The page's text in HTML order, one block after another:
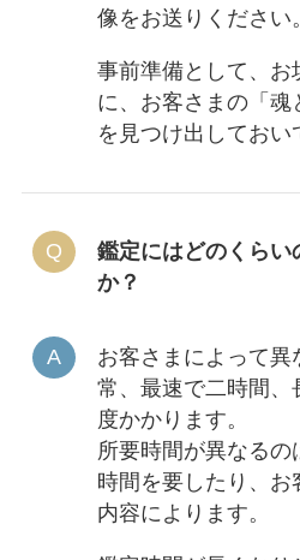
像をお送りください。
事前準備として、お
に、お客さまの「魂
を見つけ出しておい
鑑定にはどのくらい
か？
お客さまによって異
常、最速で二時間、
度かかります。
所要時間が異なるの
時間を要したり、お
内容によります。